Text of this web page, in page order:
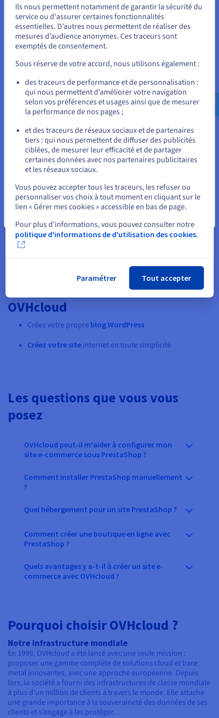
restaurer vos fichiers à J-1, J-2, J-3, J-7 ou J-14, si nécessaire.
Gestion multidomaine
Le service multisite vous permet d'héberger différents sites
web au sein d’un même hébergement.
Découvrez les cas d’usage
OVHcloud
Créez votre propre blog WordPress
Créez votre site internet en toute simplicité
Les questions que vous vous
posez
OVHcloud peut-il m'aider à configurer mon
site e-commerce sous PrestaShop ?
Comment installer PrestaShop manuellement
?
Quel hébergement pour un site PrestaShop ?
Comment créer une boutique en ligne avec
PrestaShop ?
Quels avantages y a-t-il à créer un site e-
commerce avec OVHcloud ?
Pourquoi choisir OVHcloud ?
Notre infrastructure mondiale
En 1999, OVHcloud a été lancé avec une seule mission :
proposer une gamme complète de solutions cloud et bare
metal innovantes, avec une approche européenne. Depuis
lors, la société a fourni des infrastructures de classe mondiale
à plus d'un million de clients à travers le monde. Elle attache
une grande importance à la souveraineté des données de ses
clients et s’engage à les protéger.
Vous semblez être localisé en États-
Unis.
Pour commander, rendez-vous sur le site de votre pays (États-
Allez sur le site États-Unis
us.ovhcloud.com/
Anglais USD - $
ou
Rester sur le site actuel
Sélectionner un autre site web
Ils nous permettent notamment de garantir la sécurité du
service ou d'assurer certaines fonctionnalités
essentielles. D’autres nous permettent de réaliser des
mesures d’audience anonymes. Ces traceurs sont
exemptés de consentement.
Sous réserve de votre accord, nous utilisons également :
des traceurs de performance et de personnalisation :
qui nous permettent d’améliorer votre navigation
selon vos préférences et usages ainsi que de mesurer
la performance de nos pages ;
et des traceurs de réseaux sociaux et de partenaires
tiers : qui nous permettent de diffuser des publicités
ciblées, de mesurer leur efficacité et de partager
certaines données avec nos partenaires publicitaires
et les réseaux sociaux.
Vous pouvez accepter tous les traceurs, les refuser ou
personnaliser vos choix à tout moment en cliquant sur le
lien « Gérer mes cookies » accessible en bas de page.
Pour plus d’informations, vous pouvez consulter notre
politique d'informations de d'utilisation des cookies.
Paramétrer Tout accepter